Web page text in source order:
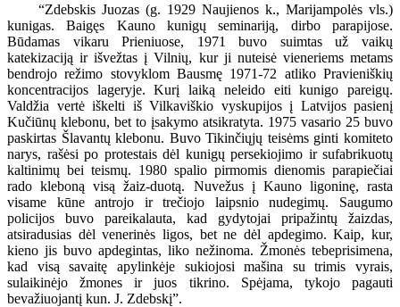
“Zdebskis Juozas (g. 1929 Naujienos k., Marijampolės vls.)
kunigas. Baigęs Kauno kunigų seminariją, dirbo parapijose.
Būdamas vikaru Prieniuose, 1971 buvo suimtas už vaikų
katekizaciją ir išvežtas į Vilnių, kur ji nuteisė vieneriems metams
bendrojo režimo stovyklom Bausmę 1971-72 atliko Pravieniškių
koncentracijos lageryje. Kurį laiką neleido eiti kunigo pareigų.
Valdžia vertė iškelti iš Vilkaviškio vyskupijos į Latvijos pasienį
Kučiūnų klebonu, bet to įsakymo atsikratyta. 1975 vasario 25 buvo
paskirtas Šlavantų klebonu. Buvo Tikinčiųjų teisėms ginti komiteto
narys, rašėsi po protestais dėl kunigų persekiojimo ir sufabrikuotų
kaltinimų bei teismų. 1980 spalio pirmomis dienomis parapiečiai
rado kleboną visą žaiz-duotą. Nuvežus į Kauno ligoninę, rasta
visame kūne antrojo ir trečiojo laipsnio nudegimų. Saugumo
policijos buvo pareikalauta, kad gydytojai pripažintų žaizdas,
atsiradusias dėl venerinės ligos, bet ne dėl apdegimo. Kaip, kur,
kieno jis buvo apdegintas, liko nežinoma. Žmonės tebeprisimena,
kad visą savaitę apylinkėje sukiojosi mašina su trimis vyrais,
sulaikinėjo žmones ir juos tikrino. Spėjama, tykojo pagauti
bevažiuojantį kun. J. Zdebskį”.